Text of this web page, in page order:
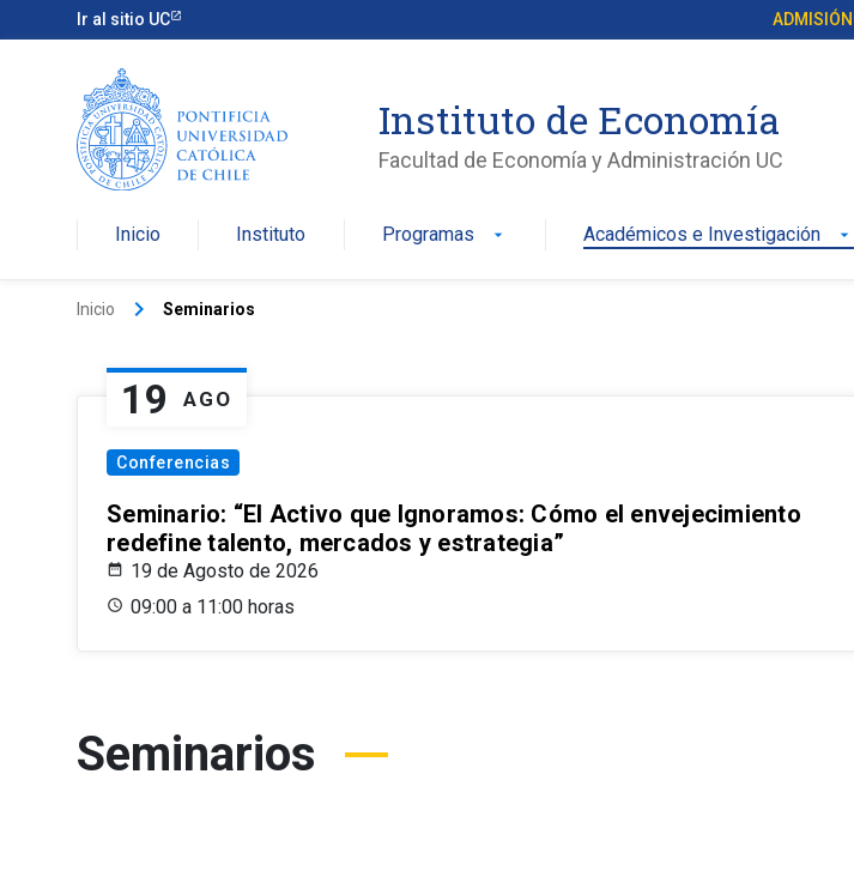
Ir al sitio UC ADMISIÓN
Instituto de Economía
Facultad de Economía y Administración UC
Inicio Instituto Programas arrow_drop_down Académicos e Investigación arrow_drop_down
Inicio keyboard_arrow_right Seminarios
19 AGO
Conferencias
Seminario: “El Activo que Ignoramos: Cómo el envejecimiento
redefine talento, mercados y estrategia”
19 de Agosto de 2026
09:00 a 11:00 horas
Seminarios